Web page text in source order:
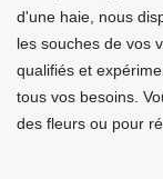
d'une haie, nous
les souches de vos
qualifiés et
tous vos besoins.
des fleurs ou pour